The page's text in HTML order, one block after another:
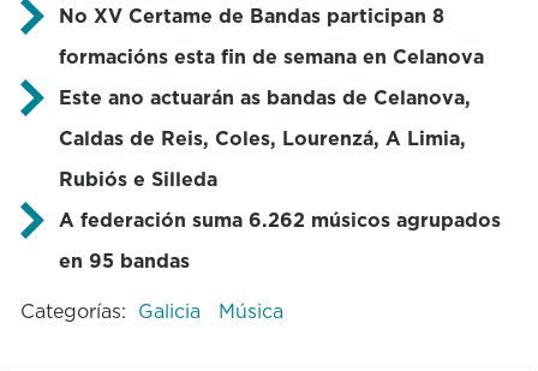
No XV Certame de Bandas participan 8
formacións esta fin de semana en Celanova
Este ano actuarán as bandas de Celanova,
Caldas de Reis, Coles, Lourenzá, A Limia,
Rubiós e Silleda
A federación suma 6.262 músicos agrupados
en 95 bandas
Categorías: Galicia Música